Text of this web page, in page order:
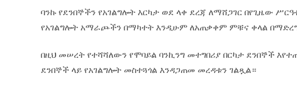
ባንኩ የደንበኞችን የአገልግሎት እርካታ ወደ ላቀ ደረጃ ለማሸጋገር በየጊዜው
የአገልግሎት አማራጮችን በማካተት እንዲሁም ለአጠቃቀም ምቹና ቀላል
በዚህ መሠረት የተሻሻለውን የሞባይል ባንኪንግ መተግበሪያ በርካታ ደንበኞች
ደንበኞች ላይ የአገልግሎት መስተጓጎል እንዳጋጠመ መረዳቱን ገልጿል።